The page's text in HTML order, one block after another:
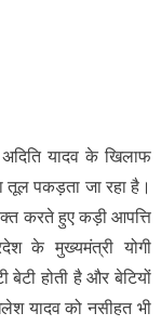
अदिति यादव के खिलाफ
तूल पकड़ता जा रहा है।
करते हुए कड़ी आपत्ति
के मुख्यमंत्री योगी
बेटी होती है और बेटियों
यादव को नसीहत भी